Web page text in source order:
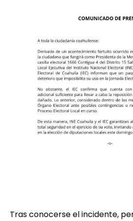
Tras conocerse el incidente,